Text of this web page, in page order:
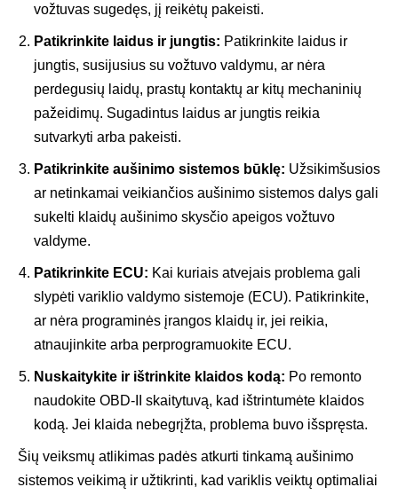
vožtuvas sugedęs, jį reikėtų pakeisti.
Patikrinkite laidus ir jungtis: Patikrinkite laidus ir
jungtis, susijusius su vožtuvo valdymu, ar nėra
perdegusių laidų, prastų kontaktų ar kitų mechaninių
pažeidimų. Sugadintus laidus ar jungtis reikia
sutvarkyti arba pakeisti.
Patikrinkite aušinimo sistemos būklę: Užsikimšusios
ar netinkamai veikiančios aušinimo sistemos dalys gali
sukelti klaidų aušinimo skysčio apeigos vožtuvo
valdyme.
Patikrinkite ECU: Kai kuriais atvejais problema gali
slypėti variklio valdymo sistemoje (ECU). Patikrinkite,
ar nėra programinės įrangos klaidų ir, jei reikia,
atnaujinkite arba perprogramuokite ECU.
Nuskaitykite ir ištrinkite klaidos kodą: Po remonto
naudokite OBD-II skaitytuvą, kad ištrintumėte klaidos
kodą. Jei klaida nebegrįžta, problema buvo išspręsta.
Šių veiksmų atlikimas padės atkurti tinkamą aušinimo
sistemos veikimą ir užtikrinti, kad variklis veiktų optimaliai